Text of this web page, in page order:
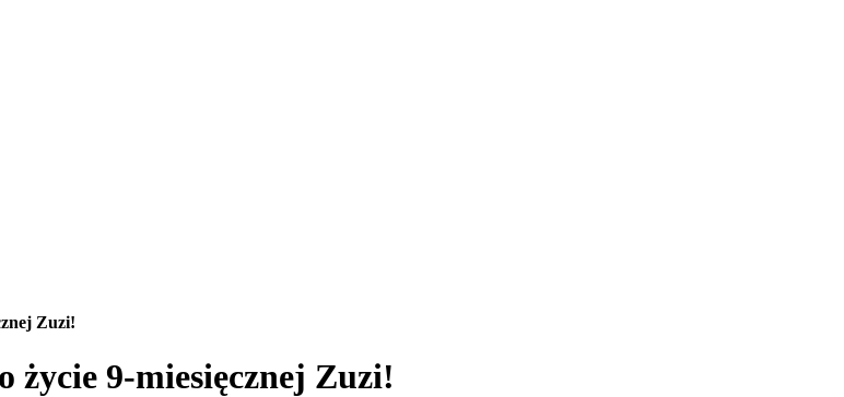
Zuzi!
życie 9-miesięcznej Zuzi!